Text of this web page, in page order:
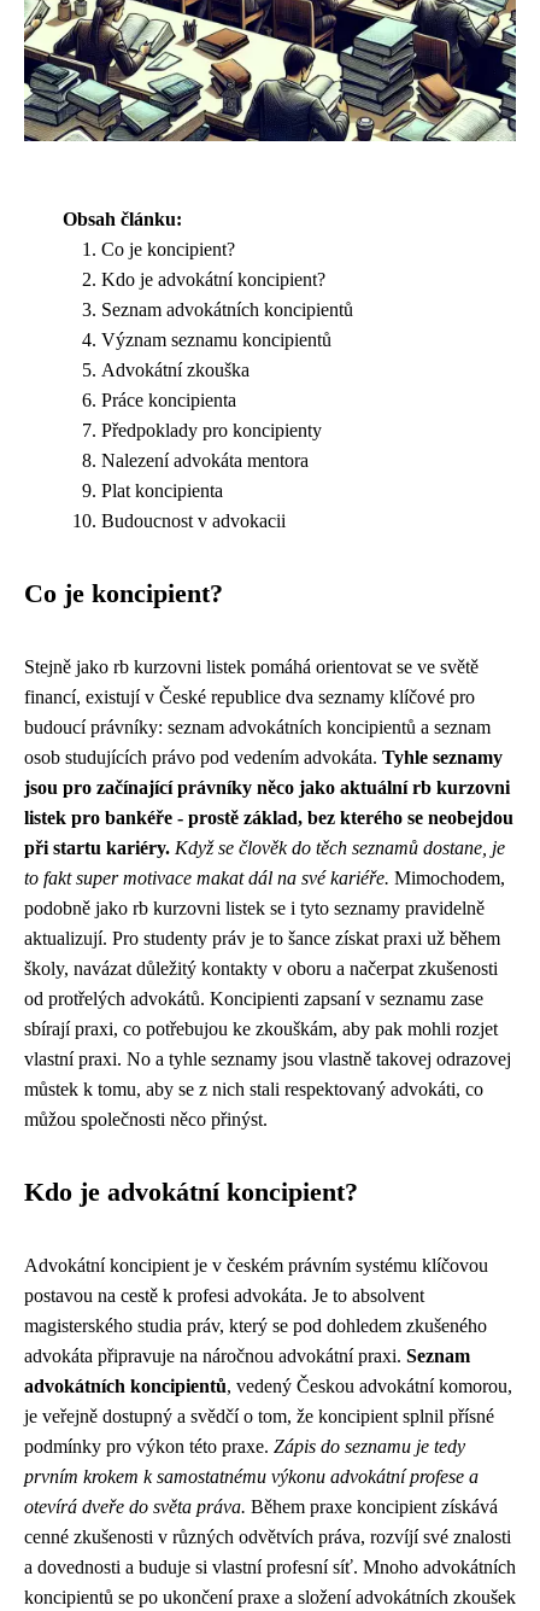
Obsah článku:
Co je koncipient?
Kdo je advokátní koncipient?
Seznam advokátních koncipientů
Význam seznamu koncipientů
Advokátní zkouška
Práce koncipienta
Předpoklady pro koncipienty
Nalezení advokáta mentora
Plat koncipienta
Budoucnost v advokacii
Co je koncipient?
Stejně jako rb kurzovni listek pomáhá orientovat se ve světě
financí, existují v České republice dva seznamy klíčové pro
budoucí právníky: seznam advokátních koncipientů a seznam
osob studujících právo pod vedením advokáta. Tyhle seznamy
jsou pro začínající právníky něco jako aktuální rb kurzovni
listek pro bankéře - prostě základ, bez kterého se neobejdou
při startu kariéry. Když se člověk do těch seznamů dostane, je
to fakt super motivace makat dál na své kariéře. Mimochodem,
podobně jako rb kurzovni listek se i tyto seznamy pravidelně
aktualizují. Pro studenty práv je to šance získat praxi už během
školy, navázat důležitý kontakty v oboru a načerpat zkušenosti
od protřelých advokátů. Koncipienti zapsaní v seznamu zase
sbírají praxi, co potřebujou ke zkouškám, aby pak mohli rozjet
vlastní praxi. No a tyhle seznamy jsou vlastně takovej odrazovej
můstek k tomu, aby se z nich stali respektovaný advokáti, co
můžou společnosti něco přinýst.
Kdo je advokátní koncipient?
Advokátní koncipient je v českém právním systému klíčovou
postavou na cestě k profesi advokáta. Je to absolvent
magisterského studia práv, který se pod dohledem zkušeného
advokáta připravuje na náročnou advokátní praxi. Seznam
advokátních koncipientů, vedený Českou advokátní komorou,
je veřejně dostupný a svědčí o tom, že koncipient splnil přísné
podmínky pro výkon této praxe. Zápis do seznamu je tedy
prvním krokem k samostatnému výkonu advokátní profese a
otevírá dveře do světa práva. Během praxe koncipient získává
cenné zkušenosti v různých odvětvích práva, rozvíjí své znalosti
a dovednosti a buduje si vlastní profesní síť. Mnoho advokátních
koncipientů se po ukončení praxe a složení advokátních zkoušek